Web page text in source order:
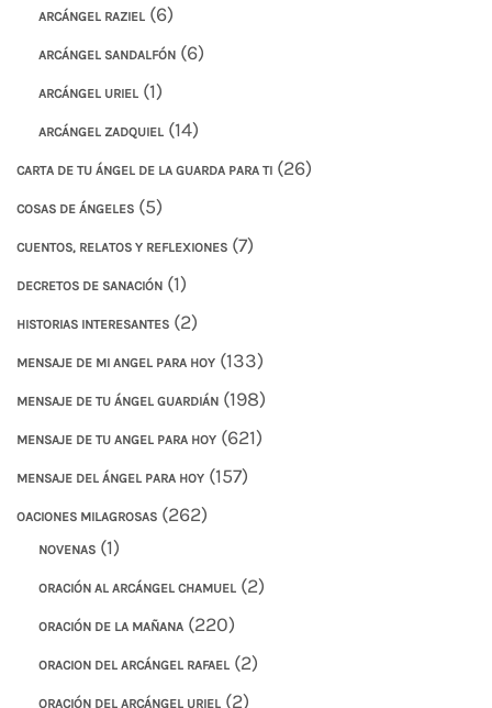
ARCÁNGEL RAZIEL (6)
ARCÁNGEL SANDALFÓN (6)
ARCÁNGEL URIEL (1)
ARCÁNGEL ZADQUIEL (14)
CARTA DE TU ÁNGEL DE LA GUARDA PARA TI (26)
COSAS DE ÁNGELES (5)
CUENTOS, RELATOS Y REFLEXIONES (7)
DECRETOS DE SANACIÓN (1)
HISTORIAS INTERESANTES (2)
MENSAJE DE MI ANGEL PARA HOY (133)
MENSAJE DE TU ÁNGEL GUARDIÁN (198)
MENSAJE DE TU ANGEL PARA HOY (621)
MENSAJE DEL ÁNGEL PARA HOY (157)
OACIONES MILAGROSAS (262)
NOVENAS (1)
ORACIÓN AL ARCÁNGEL CHAMUEL (2)
ORACIÓN DE LA MAÑANA (220)
ORACION DEL ARCÁNGEL RAFAEL (2)
ORACIÓN DEL ARCÁNGEL URIEL (2)